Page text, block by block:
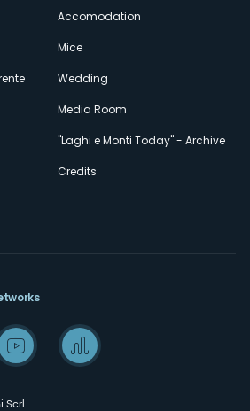
Accomodation
Mice
Wedding
Media Room
"Laghi e Monti Today" - Archive
Credits
Scrl